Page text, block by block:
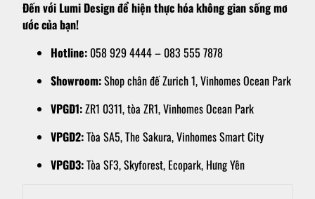
Đến với Lumi Design để hiện thực hóa không gian sống mơ
ước của bạn!
Hotline: 058 929 4444 – 083 555 7878
Showroom:Shop chân đế Zurich 1, Vinhomes Ocean Park
VPGD1:ZR1 0311, tòa ZR1, Vinhomes Ocean Park
VPGD2:Tòa SA5, The Sakura, Vinhomes Smart City
VPGD3:Tòa SF3, Skyforest, Ecopark, Hưng Yên